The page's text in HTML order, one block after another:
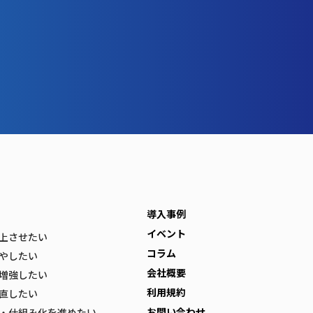
させたい
したい
強したい
したい
導入事例
イベント
コラム
会社概要
利用規約